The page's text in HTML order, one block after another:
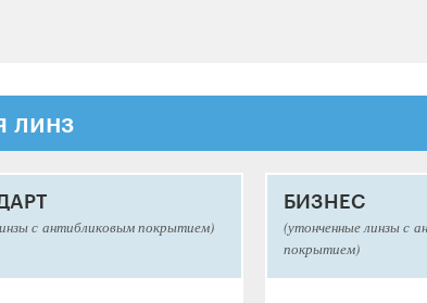
линз
с антибликовым покрытием)
БИЗНЕС
(утонченные линзы с
покрытием)